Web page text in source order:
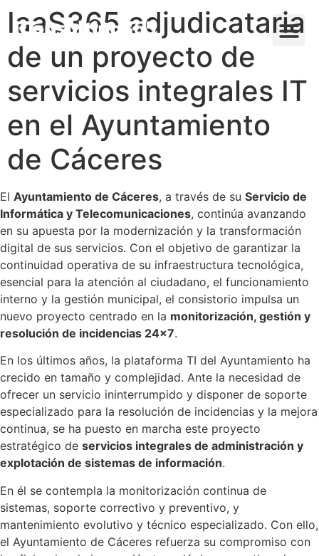
IaaS365 adjudicataria
de un proyecto de
servicios integrales IT
en el Ayuntamiento
de Cáceres
El Ayuntamiento de Cáceres, a través de su Servicio de
Informática y Telecomunicaciones, continúa avanzando
en su apuesta por la modernización y la transformación
digital de sus servicios. Con el objetivo de garantizar la
continuidad operativa de su infraestructura tecnológica,
esencial para la atención al ciudadano, el funcionamiento
interno y la gestión municipal, el consistorio impulsa un
nuevo proyecto centrado en la monitorización, gestión y
resolución de incidencias 24×7.
En los últimos años, la plataforma TI del Ayuntamiento ha
crecido en tamaño y complejidad. Ante la necesidad de
ofrecer un servicio ininterrumpido y disponer de soporte
especializado para la resolución de incidencias y la mejora
continua, se ha puesto en marcha este proyecto
estratégico de servicios integrales de administración y
explotación de sistemas de información.
En él se contempla la monitorización continua de
sistemas, soporte correctivo y preventivo, y
mantenimiento evolutivo y técnico especializado. Con ello,
el Ayuntamiento de Cáceres refuerza su compromiso con